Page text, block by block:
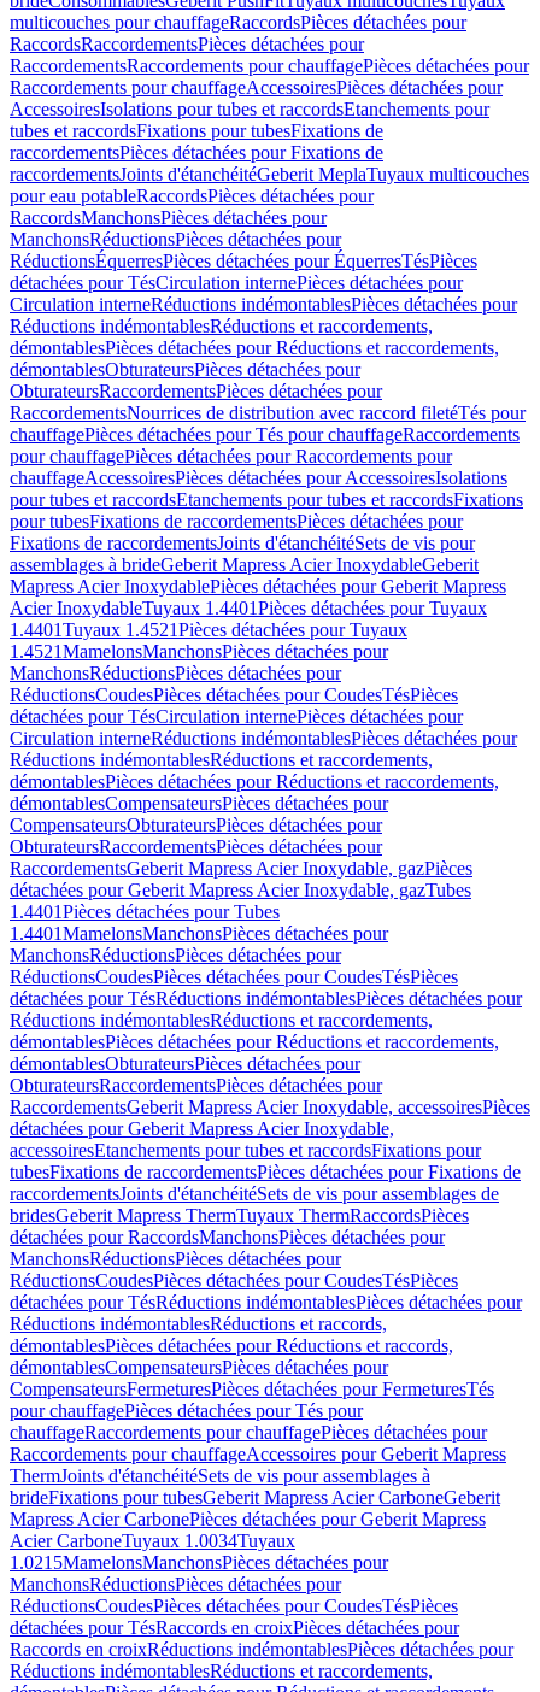
multicouches pour chauffageRaccordsPièces détachées pour
RaccordsRaccordementsPièces détachées pour
RaccordementsRaccordements pour chauffagePièces détachées pour
Raccordements pour chauffageAccessoiresPièces détachées pour
AccessoiresIsolations pour tubes et raccordsEtanchements pour
tubes et raccordsFixations pour tubesFixations de
raccordementsPièces détachées pour Fixations de
raccordementsJoints d'étanchéitéGeberit MeplaTuyaux multicouches
pour eau potableRaccordsPièces détachées pour
RaccordsManchonsPièces détachées pour
ManchonsRéductionsPièces détachées pour
RéductionsÉquerresPièces détachées pour ÉquerresTésPièces
détachées pour TésCirculation internePièces détachées pour
Circulation interneRéductions indémontablesPièces détachées pour
Réductions indémontablesRéductions et raccordements,
démontablesPièces détachées pour Réductions et raccordements,
démontablesObturateursPièces détachées pour
ObturateursRaccordementsPièces détachées pour
RaccordementsNourrices de distribution avec raccord filetéTés pour
chauffagePièces détachées pour Tés pour chauffageRaccordements
pour chauffagePièces détachées pour Raccordements pour
chauffageAccessoiresPièces détachées pour AccessoiresIsolations
pour tubes et raccordsEtanchements pour tubes et raccordsFixations
pour tubesFixations de raccordementsPièces détachées pour
Fixations de raccordementsJoints d'étanchéitéSets de vis pour
assemblages à brideGeberit Mapress Acier InoxydableGeberit
Mapress Acier InoxydablePièces détachées pour Geberit Mapress
Acier InoxydableTuyaux 1.4401Pièces détachées pour Tuyaux
1.4401Tuyaux 1.4521Pièces détachées pour Tuyaux
1.4521MamelonsManchonsPièces détachées pour
ManchonsRéductionsPièces détachées pour
RéductionsCoudesPièces détachées pour CoudesTésPièces
détachées pour TésCirculation internePièces détachées pour
Circulation interneRéductions indémontablesPièces détachées pour
Réductions indémontablesRéductions et raccordements,
démontablesPièces détachées pour Réductions et raccordements,
démontablesCompensateursPièces détachées pour
CompensateursObturateursPièces détachées pour
ObturateursRaccordementsPièces détachées pour
RaccordementsGeberit Mapress Acier Inoxydable, gazPièces
détachées pour Geberit Mapress Acier Inoxydable, gazTubes
1.4401Pièces détachées pour Tubes
1.4401MamelonsManchonsPièces détachées pour
ManchonsRéductionsPièces détachées pour
RéductionsCoudesPièces détachées pour CoudesTésPièces
détachées pour TésRéductions indémontablesPièces détachées pour
Réductions indémontablesRéductions et raccordements,
démontablesPièces détachées pour Réductions et raccordements,
démontablesObturateursPièces détachées pour
ObturateursRaccordementsPièces détachées pour
RaccordementsGeberit Mapress Acier Inoxydable, accessoiresPièces
détachées pour Geberit Mapress Acier Inoxydable,
accessoiresEtanchements pour tubes et raccordsFixations pour
tubesFixations de raccordementsPièces détachées pour Fixations de
raccordementsJoints d'étanchéitéSets de vis pour assemblages de
bridesGeberit Mapress ThermTuyaux ThermRaccordsPièces
détachées pour RaccordsManchonsPièces détachées pour
ManchonsRéductionsPièces détachées pour
RéductionsCoudesPièces détachées pour CoudesTésPièces
détachées pour TésRéductions indémontablesPièces détachées pour
Réductions indémontablesRéductions et raccords,
démontablesPièces détachées pour Réductions et raccords,
démontablesCompensateursPièces détachées pour
CompensateursFermeturesPièces détachées pour FermeturesTés
pour chauffagePièces détachées pour Tés pour
chauffageRaccordements pour chauffagePièces détachées pour
Raccordements pour chauffageAccessoires pour Geberit Mapress
ThermJoints d'étanchéitéSets de vis pour assemblages à
brideFixations pour tubesGeberit Mapress Acier CarboneGeberit
Mapress Acier CarbonePièces détachées pour Geberit Mapress
Acier CarboneTuyaux 1.0034Tuyaux
1.0215MamelonsManchonsPièces détachées pour
ManchonsRéductionsPièces détachées pour
RéductionsCoudesPièces détachées pour CoudesTésPièces
détachées pour TésRaccords en croixPièces détachées pour
Raccords en croixRéductions indémontablesPièces détachées pour
Réductions indémontablesRéductions et raccordements,